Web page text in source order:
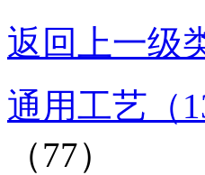
返回上一级
通用工艺（
（77）